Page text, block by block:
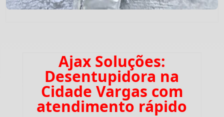
Ajax Soluções:
Desentupidora na
Cidade Vargas com
atendimento rápido